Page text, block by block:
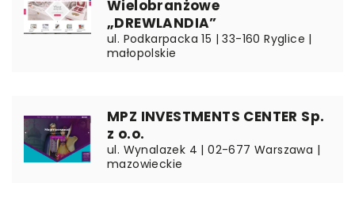
Wielobranżowe
„DREWLANDIA”
ul. Podkarpacka 15 | 33-160 Ryglice |
małopolskie
MPZ INVESTMENTS CENTER Sp.
z o.o.
ul. Wynalazek 4 | 02-677 Warszawa |
mazowieckie